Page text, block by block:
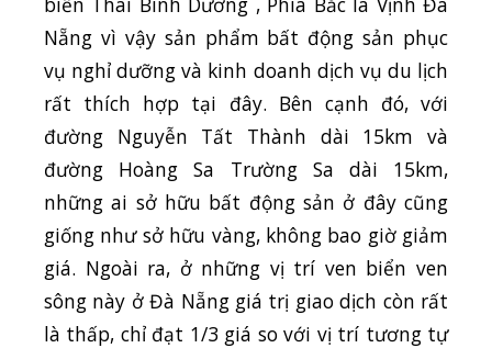
Nẵng vì vậy sản phẩm bất động sản phục
vụ nghỉ dưỡng và kinh doanh dịch vụ du lịch
rất thích hợp tại đây. Bên cạnh đó, với
đường Nguyễn Tất Thành dài 15km và
đường Hoàng Sa Trường Sa dài 15km,
những ai sở hữu bất động sản ở đây cũng
giống như sở hữu vàng, không bao giờ giảm
giá. Ngoài ra, ở những vị trí ven biển ven
sông này ở Đà Nẵng giá trị giao dịch còn rất
là thấp, chỉ đạt 1/3 giá so với vị trí tương tự